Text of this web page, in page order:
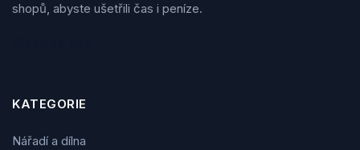
shopů, abyste ušetřili čas i peníze.
KATEGORIE
Nářadí a dílna